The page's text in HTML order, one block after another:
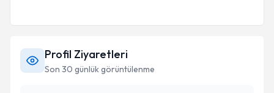
Profil Ziyaretleri
Son 30 günlük görüntülenme